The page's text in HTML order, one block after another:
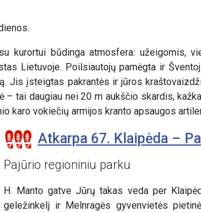
kurortui būdinga atmosfera: užeigomis,
Lietuvoje. Poilsiautojų pamėgta ir
Jis įsteigtas pakrantės ir jūros
tai daugiau nei 20 m aukščio skardis,
karo vokiečių armijos kranto apsaugos
Atkarpa 67. Klaipėda –
Pajūrio regioniniu parku
H. Manto gatve Jūrų takas veda per
geležinkelį ir Melnragės gyvenvietės